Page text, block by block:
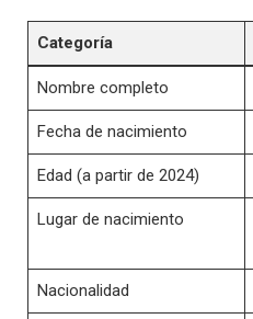
Categoría
Nombre completo
Fecha de nacimiento
Edad (a partir de 2024)
Lugar de nacimiento
Nacionalidad